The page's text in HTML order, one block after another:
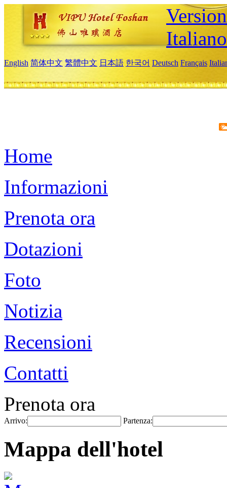
Italiano
English 简体中文 繁體中文 日本語 한국어 Deutsch Français
Home
Informazioni
Prenota ora
Dotazioni
Foto
Notizia
Recensioni
Contatti
Prenota ora
Arrivo: Partenza:
Mappa dell'hotel